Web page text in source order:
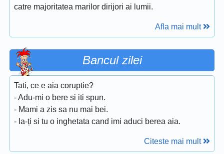
catre majoritatea marilor dirijori ai lumii.
Afla mai mult
Bancul zilei
Tati, ce e aia coruptie?
- Adu-mi o bere si iti spun.
- Mami a zis sa nu mai bei.
- Ia-ți si tu o inghetata cand imi aduci berea aia.
Citeste mai mult